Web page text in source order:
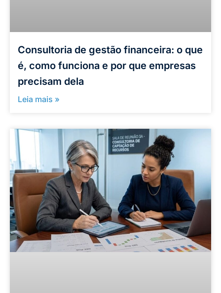
Consultoria de gestão financeira: o que
é, como funciona e por que empresas
precisam dela
Leia mais »